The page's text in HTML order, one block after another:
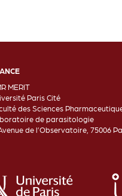
MERIT
Paris Cité
des Sciences
de parasitologie
de l’Observatoire, 75006